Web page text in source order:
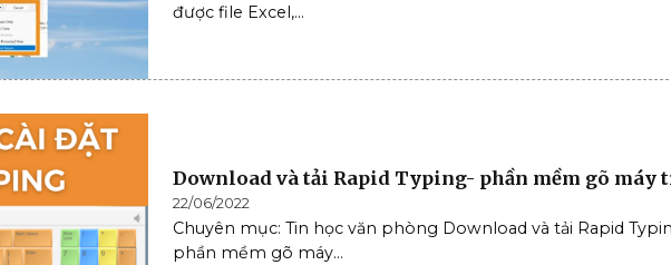
được file Excel,...
Download và tải Rapid Typing- phần mềm gõ máy
22/06/2022
Chuyên mục: Tin học văn phòng Download và tải Rapid
phần mềm gõ máy...